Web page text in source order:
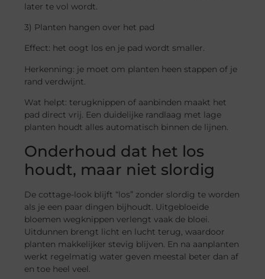
later te vol wordt.
3) Planten hangen over het pad
Effect: het oogt los en je pad wordt smaller.
Herkenning: je moet om planten heen stappen of je
rand verdwijnt.
Wat helpt: terugknippen of aanbinden maakt het
pad direct vrij. Een duidelijke randlaag met lage
planten houdt alles automatisch binnen de lijnen.
Onderhoud dat het los
houdt, maar niet slordig
De cottage-look blijft “los” zonder slordig te worden
als je een paar dingen bijhoudt. Uitgebloeide
bloemen wegknippen verlengt vaak de bloei.
Uitdunnen brengt licht en lucht terug, waardoor
planten makkelijker stevig blijven. En na aanplanten
werkt regelmatig water geven meestal beter dan af
en toe heel veel.